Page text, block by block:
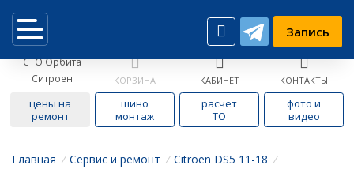
Запись
СТО Орбита
Ситроен
КОРЗИНА КАБИНЕТ КОНТАКТЫ
цены на
ремонт
шино
монтаж
расчет
ТО
фото и
видео
Главная / Cервис и ремонт / Citroen DS5 11-18 /